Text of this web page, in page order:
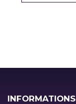
INFORMATIONS